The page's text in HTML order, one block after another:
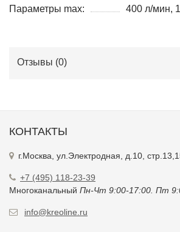
Параметры max:
400 л/мин,
Отзывы (0)
КОНТАКТЫ
г.Москва, ул.Электродная, д.10,
+7 (495) 118-23-39
Многоканальный Пн-Чт 9:00-17:00. Пт
info@kreoline.ru